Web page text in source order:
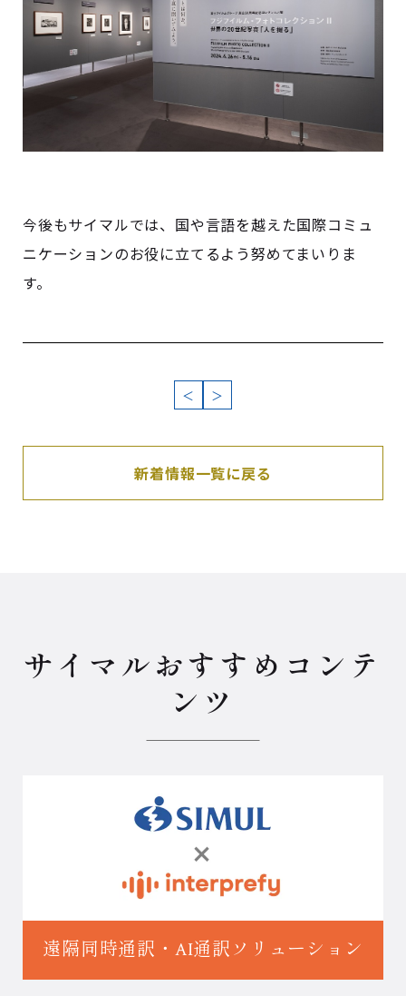
今後もサイマルでは、国や言語を越えた国際コミュ
ニケーションのお役に立てるよう努めてまいりま
す。
＜ ＞
新着情報一覧に戻る
サイマルおすすめコンテ
ンツ
遠隔同時通訳・ AI通訳ソリューション